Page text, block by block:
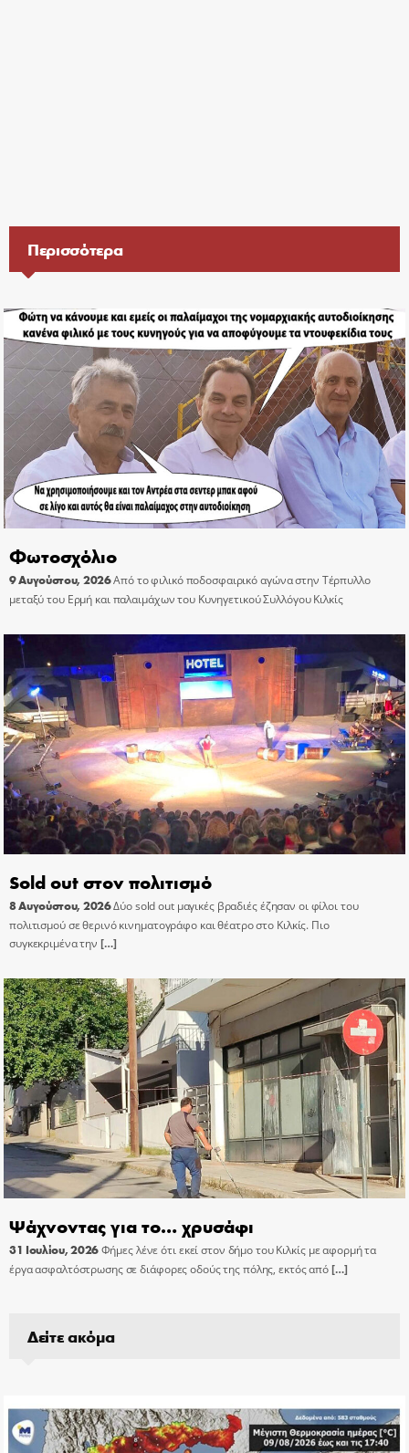
Περισσότερα
Φωτοσχόλιο
9 Αυγούστου, 2026Από το φιλικό ποδοσφαιρικό αγώνα στην Τέρπυλλο
μεταξύ του Ερμή και παλαιμάχων του Κυνηγετικού Συλλόγου Κιλκίς
Sold out στον πολιτισμό
8 Αυγούστου, 2026Δύο sold out μαγικές βραδιές έζησαν οι φίλοι του
πολιτισμού σε θερινό κινηματογράφο και θέατρο στο Κιλκίς. Πιο
συγκεκριμένα την […]
Ψάχνοντας για το… χρυσάφι
31 Ιουλίου, 2026Φήμες λένε ότι εκεί στον δήμο του Κιλκίς με αφορμή τα
έργα ασφαλτόστρωσης σε διάφορες οδούς της πόλης, εκτός από[…]
Δείτε ακόμα